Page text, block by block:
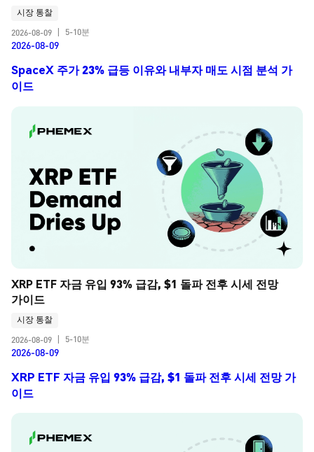
시장 통찰
2026-08-09
5-10분
2026-08-09
SpaceX 주가 23% 급등 이유와 내부자 매도 시점 분석 가
이드
XRP ETF 자금 유입 93% 급감, $1 돌파 전후 시세 전망
가이드
시장 통찰
2026-08-09
5-10분
2026-08-09
XRP ETF 자금 유입 93% 급감, $1 돌파 전후 시세 전망 가
이드